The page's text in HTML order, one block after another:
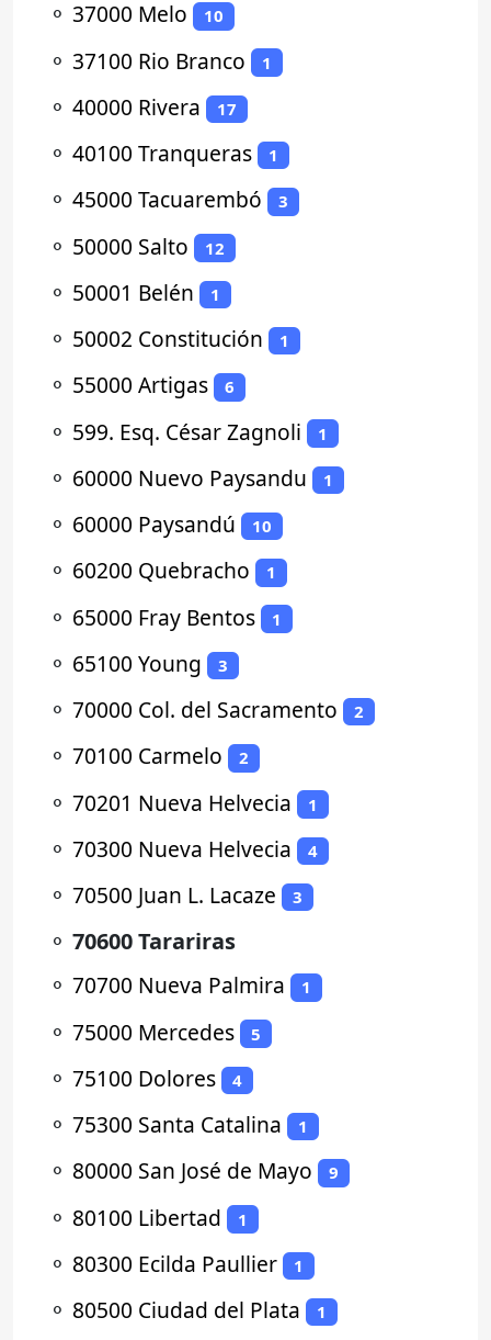
⚬ 37000 Melo 10
⚬ 37100 Rio Branco 1
⚬ 40000 Rivera 17
⚬ 40100 Tranqueras 1
⚬ 45000 Tacuarembó 3
⚬ 50000 Salto 12
⚬ 50001 Belén 1
⚬ 50002 Constitución 1
⚬ 55000 Artigas 6
⚬ 599. Esq. César Zagnoli 1
⚬ 60000 Nuevo Paysandu 1
⚬ 60000 Paysandú 10
⚬ 60200 Quebracho 1
⚬ 65000 Fray Bentos 1
⚬ 65100 Young 3
⚬ 70000 Col. del Sacramento 2
⚬ 70100 Carmelo 2
⚬ 70201 Nueva Helvecia 1
⚬ 70300 Nueva Helvecia 4
⚬ 70500 Juan L. Lacaze 3
⚬ 70600 Tarariras
⚬ 70700 Nueva Palmira 1
⚬ 75000 Mercedes 5
⚬ 75100 Dolores 4
⚬ 75300 Santa Catalina 1
⚬ 80000 San José de Mayo 9
⚬ 80100 Libertad 1
⚬ 80300 Ecilda Paullier 1
⚬ 80500 Ciudad del Plata 1